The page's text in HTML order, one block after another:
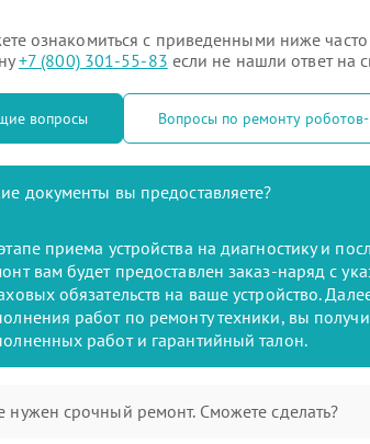
ознакомиться с приведенными ниже
+7 (800) 301-55-83 если не нашли ответ на
вопросы Вопросы по ремонту
документы вы предоставляете?
приема устройства на диагностику и
вам будет предоставлен заказ-наряд с
обязательств на ваше устройство.
работ по ремонту техники, вы
работ и гарантийный талон.
нужен срочный ремонт. Сможете сделать?